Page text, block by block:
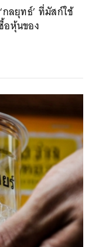
กลยุทธ์’ ที่มัสก์ใช้
อหุ้นของ
EMAIL